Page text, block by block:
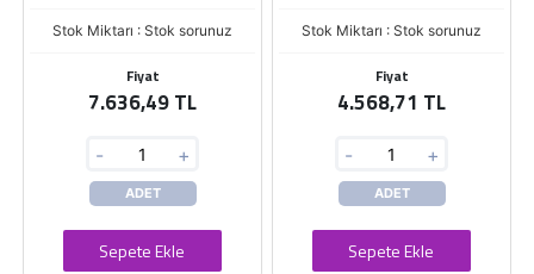
Stok Miktarı : Stok sorunuz
Fiyat
7.636,49 TL
- +
ADET
Sepete Ekle
Stok Miktarı : Stok sorunuz
Fiyat
4.568,71 TL
- +
ADET
Sepete Ekle